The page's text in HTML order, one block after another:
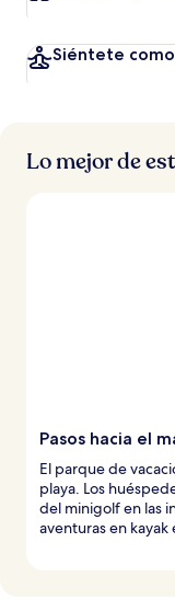
Siéntete como
Lo mejor de
Pasos hacia el
El parque de
playa. Los
del minigolf en las
aventuras en kayak